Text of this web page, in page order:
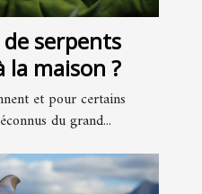
de serpents
la maison ?
et pour certains
du grand...